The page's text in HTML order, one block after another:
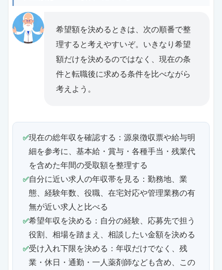
希望額を決めるときは、次の順番で整
理すると考えやすいぞ。いきなり希望
額だけを決めるのではなく、現在の条
件と転職後に求める条件を比べながら
考えよう。
現在の総年収を確認する：源泉徴収票や給与明
細を参考に、基本給・賞与・各種手当・残業代
を含めた年間の受取額を整理する
自分に近い求人の年収帯を見る：勤務地、業
態、経験年数、役職、在宅対応や管理業務の有
無が近い求人と比べる
希望年収を決める：自分の経験、応募先で担う
役割、相場を踏まえ、相談したい金額を決める
受け入れ下限を決める：年収だけでなく、残
業・休日・通勤・一人薬剤師なども含め、この